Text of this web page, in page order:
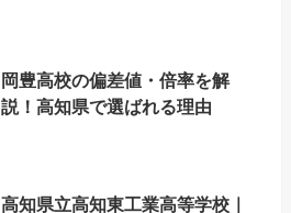
岡豊高校の偏差値・倍率を解
説！高知県で選ばれる理由
高知県立高知東工業高等学校｜